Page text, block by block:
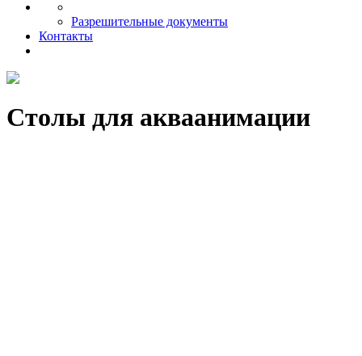
Разрешительные документы
Контакты
Столы для акваанимации